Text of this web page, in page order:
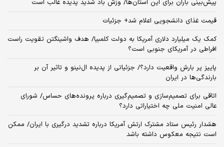
پیش‌بینی باران برای این استان‌ها/ وزش باد شدید پدیده غالب است
قیمت غذای دانشجویی اعلام شد+ جزئیات
کمک یک میلیارد دلاری آمریکا به دولت کلمبیا/ هدف واشینگتن تقویت راست
افراطی در آمریکای جنوبی است؟
پاییز پر بارش واقعیت دارد؟/ جزئیاتی از پدیده ال‌نینو و تاثیر آن بر
بارندگی‌ها در ایران
اتاقی برای تصمیم‌سازی و تصمیم‌گیری درباره پرونده‌های حساس/ شورای
عالی امنیت ملی چه اختیاراتی دارد؟
هشدار رئیس ستاد مشترک ارتش آمریکا درباره تشدید درگیری با ایران/ ممکن
است نتیجه معکوس داشته باشد